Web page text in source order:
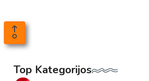
Top Kategorijos